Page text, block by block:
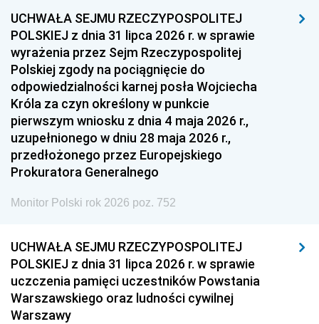
UCHWAŁA SEJMU RZECZYPOSPOLITEJ
POLSKIEJ z dnia 31 lipca 2026 r. w sprawie
wyrażenia przez Sejm Rzeczypospolitej
Polskiej zgody na pociągnięcie do
odpowiedzialności karnej posła Wojciecha
Króla za czyn określony w punkcie
pierwszym wniosku z dnia 4 maja 2026 r.,
uzupełnionego w dniu 28 maja 2026 r.,
przedłożonego przez Europejskiego
Prokuratora Generalnego
Monitor Polski rok 2026 poz. 752
UCHWAŁA SEJMU RZECZYPOSPOLITEJ
POLSKIEJ z dnia 31 lipca 2026 r. w sprawie
uczczenia pamięci uczestników Powstania
Warszawskiego oraz ludności cywilnej
Warszawy